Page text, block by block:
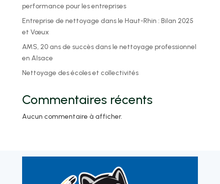
performance pour les entreprises
Entreprise de nettoyage dans le Haut-Rhin : Bilan 2025
et Vœux
AMS, 20 ans de succès dans le nettoyage professionnel
en Alsace
Nettoyage des écoles et collectivités
Commentaires récents
Aucun commentaire à afficher.